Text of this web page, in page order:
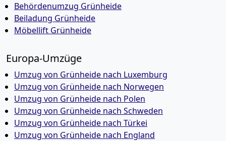
Behördenumzug Grünheide
Beiladung Grünheide
Möbellift Grünheide
Europa-Umzüge
Umzug von Grünheide nach Luxemburg
Umzug von Grünheide nach Norwegen
Umzug von Grünheide nach Polen
Umzug von Grünheide nach Schweden
Umzug von Grünheide nach Türkei
Umzug von Grünheide nach England